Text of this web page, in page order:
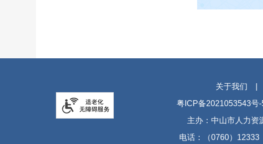
关于我们
粤ICP备2021053543号-
主办：中山市人力资
电话：（0760）12333